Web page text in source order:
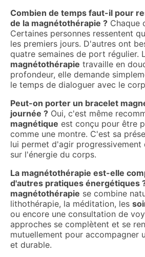
Combien de temps faut-il pour
de la magnétothérapie ? Chaque
Certaines personnes ressentent
les premiers jours. D'autres ont
quatre semaines de port régulier.
magnétothérapie travaille en
profondeur, elle demande
le temps de dialoguer avec le
Peut-on porter un bracelet
journée ? Oui, c'est même
magnétique est conçu pour être
comme une montre. C'est sa
lui permet d'agir
sur l'énergie du corps.
La magnétothérapie est-elle
d'autres pratiques énergétiques
magnétothérapie se combine
lithothérapie, la méditation, les
ou encore une consultation de
approches se complètent et se
mutuellement pour accompagner
et durable.